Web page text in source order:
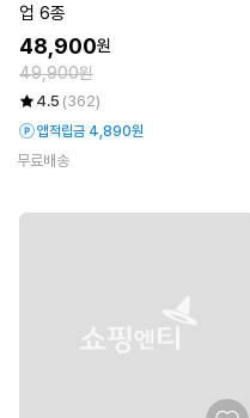
업 6종
48,900원
49,900원
4.5 (362)
앱적립금 4,890원
무료배송